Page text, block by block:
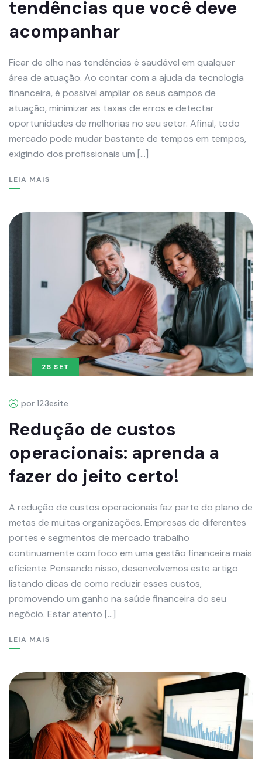
tendências que você deve
acompanhar
Ficar de olho nas tendências é saudável em qualquer
área de atuação. Ao contar com a ajuda da tecnologia
financeira, é possível ampliar os seus campos de
atuação, minimizar as taxas de erros e detectar
oportunidades de melhorias no seu setor. Afinal, todo
mercado pode mudar bastante de tempos em tempos,
exigindo dos profissionais um […]
LEIA MAIS
26 SET
por 123esite
Redução de custos
operacionais: aprenda a
fazer do jeito certo!
A redução de custos operacionais faz parte do plano de
metas de muitas organizações. Empresas de diferentes
portes e segmentos de mercado trabalho
continuamente com foco em uma gestão financeira mais
eficiente. Pensando nisso, desenvolvemos este artigo
listando dicas de como reduzir esses custos,
promovendo um ganho na saúde financeira do seu
negócio. Estar atento […]
LEIA MAIS